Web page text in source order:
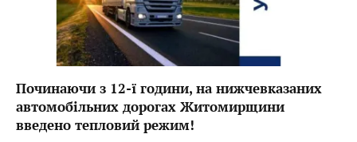
Починаючи з 12-ї години, на нижчевказаних
автомобільних дорогах Житомирщини
введено тепловий режим!